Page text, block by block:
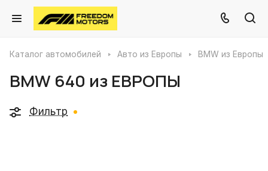
Каталог автомобилей Авто из Европы BMW из Европы
BMW 640 из ЕВРОПЫ
Фильтр